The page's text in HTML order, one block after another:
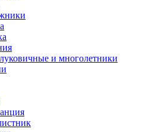
и многолетники